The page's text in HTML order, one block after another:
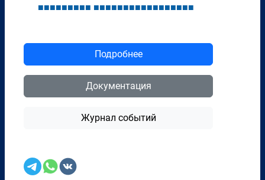
■■■■■■■■■ ■■■■■■■■■■■■■■■■■
Подробнее
Документация
Журнал событий